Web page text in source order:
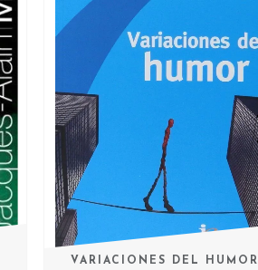
VARIACIONES DEL HUMOR